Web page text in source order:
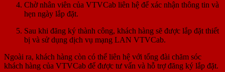
Chờ nhân viên của VTVCab liên hệ để xác nhận thông tin và
hẹn ngày lắp đặt.
Sau khi đăng ký thành công, khách hàng sẽ được lắp đặt thiết
bị và sử dụng dịch vụ mạng LAN VTVCab.
Ngoài ra, khách hàng còn có thể liên hệ với tổng đài chăm sóc
khách hàng của VTVCab để được tư vấn và hỗ trợ đăng ký lắp đặt.